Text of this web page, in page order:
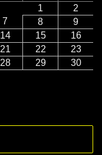
1
2
7 8
9
14 15
16
21 22
23
28 29
30